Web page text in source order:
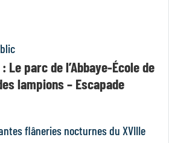
Le parc de l’Abbaye‑École de
lampions – Escapade
flâneries nocturnes du XVIIIe